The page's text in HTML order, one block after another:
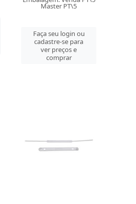
Master PT\5
Faça seu login ou
cadastre-se para
ver preços e
comprar